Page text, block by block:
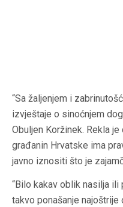
“Sa žaljenjem i
izvještaje o sinoćnjem
Obuljen Koržinek. Rekla
građanin Hrvatske ima
javno iznositi što je
“Bilo kakav oblik nasilja
takvo ponašanje najoštrije